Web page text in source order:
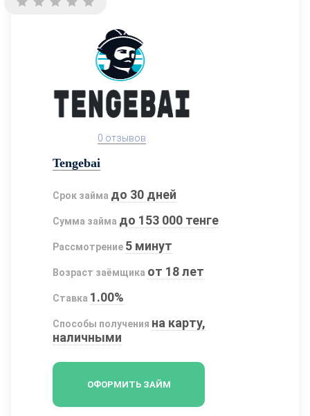
0 отзывов
Tengebai
Срок займа до 30 дней
Сумма займа до 153 000 тенге
Рассмотрение 5 минут
Возраст заёмщика от 18 лет
Ставка 1.00%
Способы получения на карту,
наличными
ОФОРМИТЬ ЗАЙМ